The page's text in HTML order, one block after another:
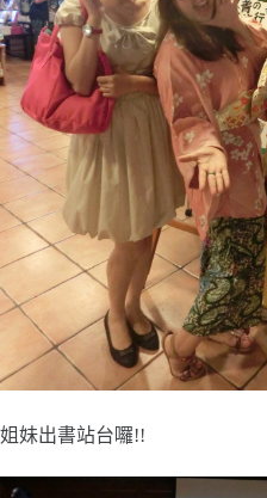
姐妹出書站台囉!!